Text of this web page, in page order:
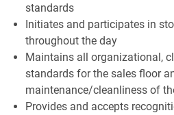
standards
Initiates and participates in
throughout the day
Maintains all organizational,
standards for the sales floor
maintenance/cleanliness of
Provides and accepts